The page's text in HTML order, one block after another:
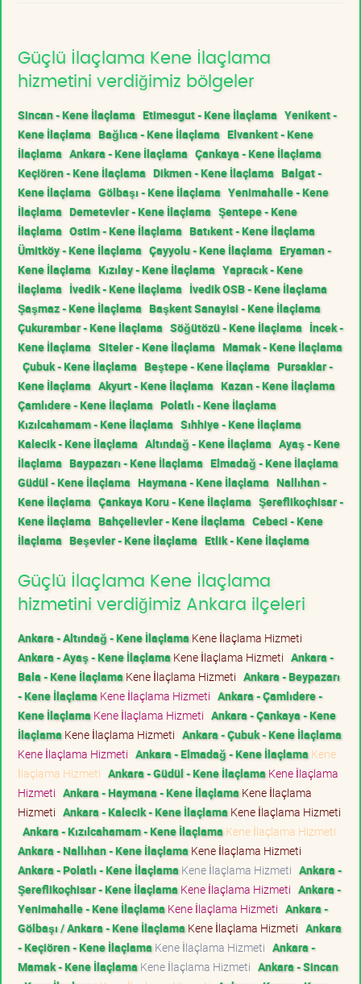
Güçlü İlaçlama Kene İlaçlama
hizmetini verdiğimiz bölgeler
Sincan - Kene İlaçlama Etimesgut - Kene İlaçlama Yenikent -
Kene İlaçlama Bağlıca - Kene İlaçlama Elvankent - Kene
İlaçlama Ankara - Kene İlaçlama Çankaya - Kene İlaçlama
Keçiören - Kene İlaçlama Dikmen - Kene İlaçlama Balgat -
Kene İlaçlama Gölbaşı - Kene İlaçlama Yenimahalle - Kene
İlaçlama Demetevler - Kene İlaçlama Şentepe - Kene
İlaçlama Ostim - Kene İlaçlama Batıkent - Kene İlaçlama
Ümitköy - Kene İlaçlama Çayyolu - Kene İlaçlama Eryaman -
Kene İlaçlama Kızılay - Kene İlaçlama Yapracık - Kene
İlaçlama İvedik - Kene İlaçlama İvedik OSB - Kene İlaçlama
Şaşmaz - Kene İlaçlama Başkent Sanayisi - Kene İlaçlama
Çukurambar - Kene İlaçlama Söğütözü - Kene İlaçlama İncek -
Kene İlaçlama Siteler - Kene İlaçlama Mamak - Kene İlaçlama
Çubuk - Kene İlaçlama Beştepe - Kene İlaçlama Pursaklar -
Kene İlaçlama Akyurt - Kene İlaçlama Kazan - Kene İlaçlama
Çamlıdere - Kene İlaçlama Polatlı - Kene İlaçlama
Kızılcahamam - Kene İlaçlama Sıhhiye - Kene İlaçlama
Kalecik - Kene İlaçlama Altındağ - Kene İlaçlama Ayaş - Kene
İlaçlama Baypazarı - Kene İlaçlama Elmadağ - Kene İlaçlama
Güdül - Kene İlaçlama Haymana - Kene İlaçlama Nallıhan -
Kene İlaçlama Çankaya Koru - Kene İlaçlama Şereflikoçhisar -
Kene İlaçlama Bahçelievler - Kene İlaçlama Cebeci - Kene
İlaçlama Beşevler - Kene İlaçlama Etlik - Kene İlaçlama
Güçlü İlaçlama Kene İlaçlama
hizmetini verdiğimiz Ankara ilçeleri
Ankara - Altındağ - Kene İlaçlama Kene İlaçlama Hizmeti
Ankara - Ayaş - Kene İlaçlama Kene İlaçlama Hizmeti Ankara -
Bala - Kene İlaçlama Kene İlaçlama Hizmeti Ankara - Beypazarı
- Kene İlaçlama Kene İlaçlama Hizmeti Ankara - Çamlıdere -
Kene İlaçlama Kene İlaçlama Hizmeti Ankara - Çankaya - Kene
İlaçlama Kene İlaçlama Hizmeti Ankara - Çubuk - Kene İlaçlama
Kene İlaçlama Hizmeti Ankara - Elmadağ - Kene İlaçlama Kene
İlaçlama Hizmeti Ankara - Güdül - Kene İlaçlama Kene İlaçlama
Hizmeti Ankara - Haymana - Kene İlaçlama Kene İlaçlama
Hizmeti Ankara - Kalecik - Kene İlaçlama Kene İlaçlama Hizmeti
Ankara - Kızılcahamam - Kene İlaçlama Kene İlaçlama Hizmeti
Ankara - Nallıhan - Kene İlaçlama Kene İlaçlama Hizmeti
Ankara - Polatlı - Kene İlaçlama Kene İlaçlama Hizmeti Ankara -
Şereflikoçhisar - Kene İlaçlama Kene İlaçlama Hizmeti Ankara -
Yenimahalle - Kene İlaçlama Kene İlaçlama Hizmeti Ankara -
Gölbaşı / Ankara - Kene İlaçlama Kene İlaçlama Hizmeti Ankara
- Keçiören - Kene İlaçlama Kene İlaçlama Hizmeti Ankara -
Mamak - Kene İlaçlama Kene İlaçlama Hizmeti Ankara - Sincan